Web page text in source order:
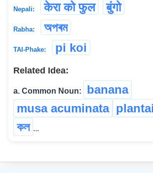
Nepali: केरा को फुल बुंगो
Rabha: অপৰম
TAI-Phake: pi koi
Related Idea:
a. Common Noun:
banana
musa acuminata
কল ...